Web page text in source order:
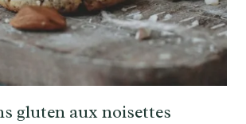
gluten aux noisettes